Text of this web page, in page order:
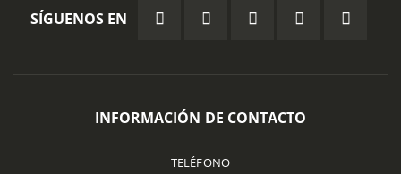
SÍGUENOS EN
INFORMACIÓN DE CONTACTO
TELÉFONO